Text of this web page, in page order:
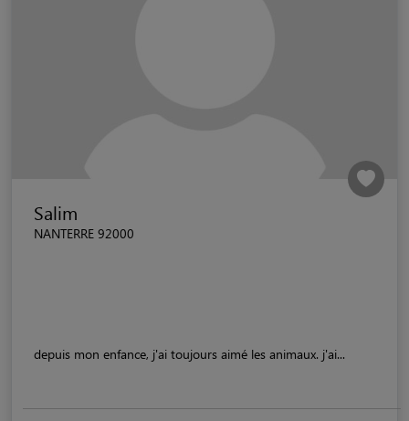
Salim
NANTERRE 92000
depuis mon enfance, j'ai toujours aimé les animaux. j'ai...